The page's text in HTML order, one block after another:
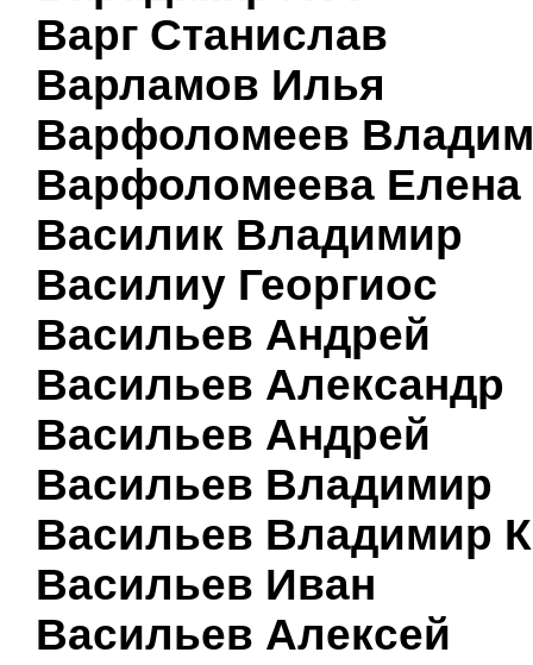
Варг Станислав
Варламов Илья
Варфоломеев
Варфоломеева Елена
Василик Владимир
Василиу Георгиос
Васильев Андрей
Васильев Александр
Васильев Андрей
Васильев Владимир
Васильев Владимир
Васильев Иван
Васильев Алексей